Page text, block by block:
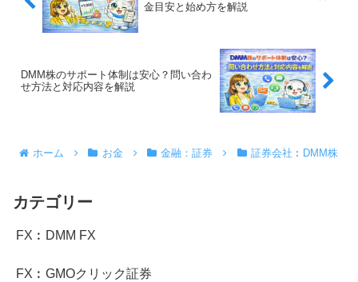
金目安と始め方を解説
DMM株のサポート体制は安心？問い合わ
せ方法と対応内容を解説
ホーム お金 金融：証券 証券会社︰DMM株
カテゴリー
FX︰DMM FX
FX︰GMOクリック証券